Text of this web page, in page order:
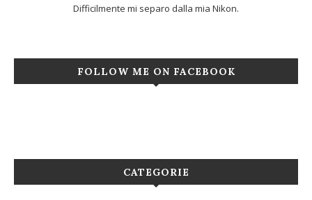
Difficilmente mi separo dalla mia Nikon.
FOLLOW ME ON FACEBOOK
CATEGORIE